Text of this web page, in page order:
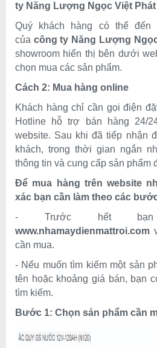
ty Năng Lượng Ngọc Việt Phát
Quý khách hàng có thể
của công ty Năng Lượng
showroom hiển thị bên dưới
chọn mua các sản phẩm.
Cách 2: Mua hàng online
Khách hàng chỉ cần gọi điện
Hotline hỗ trợ bán hàng 24/
website. Sau khi đã tiếp nhận
khách, trong thời gian ngắn
thông tin và cung cấp sản phẩm
Để mua hàng trên website
xác bạn cần làm theo các
- Trước hết bạn
www.nhamaydienmattroi.com
cần mua.
- Nếu muốn tìm kiếm một sản
tên hoặc khoảng giá bán, bạn
tìm kiếm.
Bước 1: Chọn sản phẩm cần